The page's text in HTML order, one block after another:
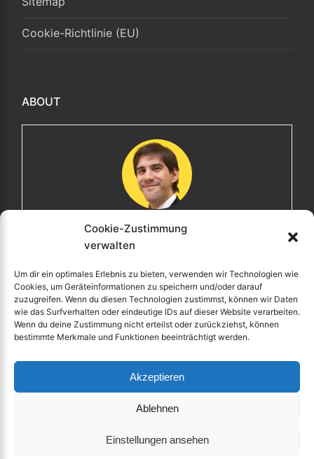
Cookie-Zustimmung
verwalten
Um dir ein optimales Erlebnis zu bieten, verwenden wir Technologien wie
Cookies, um Geräteinformationen zu speichern und/oder darauf
zuzugreifen. Wenn du diesen Technologien zustimmst, können wir Daten
wie das Surfverhalten oder eindeutige IDs auf dieser Website verarbeiten.
Wenn du deine Zustimmung nicht erteilst oder zurückziehst, können
bestimmte Merkmale und Funktionen beeinträchtigt werden.
Akzeptieren
Ablehnen
Einstellungen ansehen
Cookie-Richtlinie (EU)
ABOUT
Maximilian
Herzlich willkommen! Ich bin Max, ein Informatiker mit
über 15 Jahren Berufserfahrung. Hier teile ich meine
Leidenschaften, Erlebnisse und Perspektiven. Ich lade
dich ein, gemeinsam mit mir auf eine Entdeckungsreise
zu gehen.